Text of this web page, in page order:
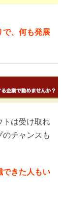
で、何も発展
トは受け取れ
のチャンスも
できた人もい